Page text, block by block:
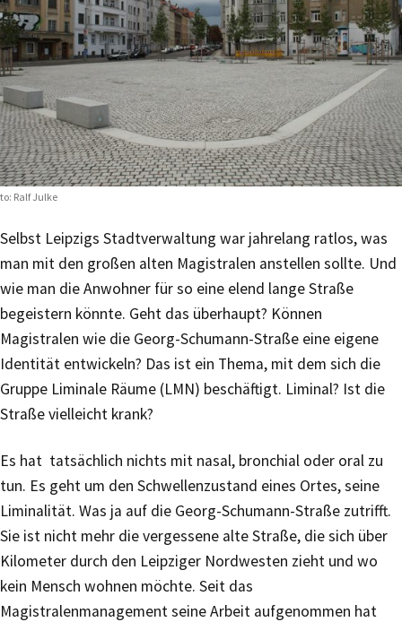
Ralf Julke
Selbst Leipzigs Stadtverwaltung war jahrelang ratlos, was
man mit den großen alten Magistralen anstellen sollte. Und
wie man die Anwohner für so eine elend lange Straße
begeistern könnte. Geht das überhaupt? Können
Magistralen wie die Georg-Schumann-Straße eine eigene
Identität entwickeln? Das ist ein Thema, mit dem sich die
Gruppe Liminale Räume (LMN) beschäftigt. Liminal? Ist die
Straße vielleicht krank?
Es hat tatsächlich nichts mit nasal, bronchial oder oral zu
tun. Es geht um den Schwellenzustand eines Ortes, seine
Liminalität. Was ja auf die Georg-Schumann-Straße zutrifft.
Sie ist nicht mehr die vergessene alte Straße, die sich über
Kilometer durch den Leipziger Nordwesten zieht und wo
kein Mensch wohnen möchte. Seit das
Magistralenmanagement seine Arbeit aufgenommen hat